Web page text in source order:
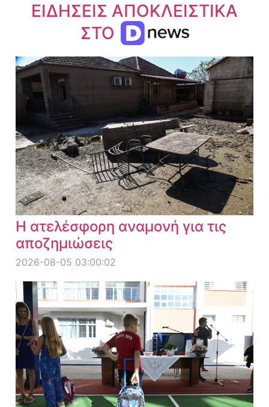
ΕΙΔΗΣΕΙΣ ΑΠΟΚΛΕΙΣΤΙΚΑ
ΣΤΟ
Η ατελέσφορη αναμονή για τις
αποζημιώσεις
2026-08-05 03:00:02